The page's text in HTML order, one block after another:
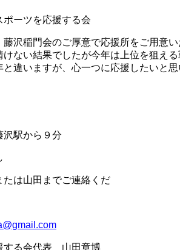
する会
沢稲門会のご厚意で応援所をご用意
ない結果でしたが今年は上位を狙え
違いますが、心一つに応援したいと思
沢駅から９分
は山田までご連絡くだ
山田章博